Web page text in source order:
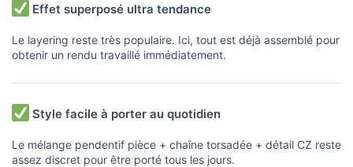
Effet superposé ultra tendance
Le layering reste très populaire. Ici, tout est déjà assemblé pour
obtenir un rendu travaillé immédiatement.
Style facile à porter au quotidien
Le mélange pendentif pièce + chaîne torsadée + détail CZ reste
assez discret pour être porté tous les jours.